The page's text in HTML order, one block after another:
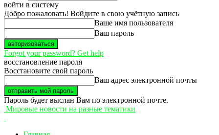
войти в систему
Добро пожаловать! Войдите в свою учётную запись
Ваше имя пользователя
Ваш пароль
Forgot your password? Get help
восстановление пароля
Восстановите свой пароль
Ваш адрес электронной почты
Пароль будет выслан Вам по электронной почте.
Мировые новости на разные тематики